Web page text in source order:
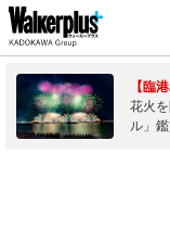
【臨
花火
ル」